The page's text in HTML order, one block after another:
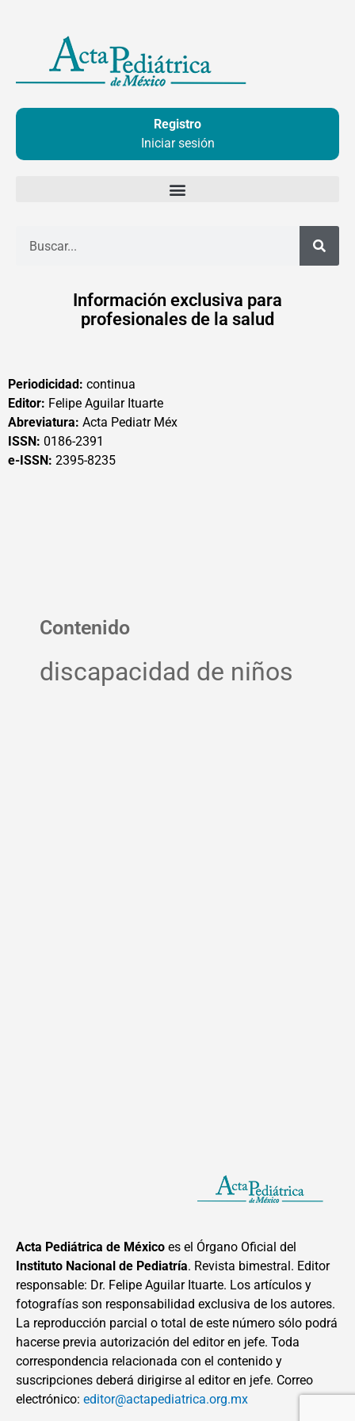
contenido
Registro
Iniciar sesión
Información exclusiva para
profesionales de la salud
Periodicidad: continua
Editor: Felipe Aguilar Ituarte
Abreviatura: Acta Pediatr Méx
ISSN: 0186-2391
e-ISSN: 2395-8235
Contenido
discapacidad de niños
Acta Pediátrica de México es el Órgano Oficial del
Instituto Nacional de Pediatría. Revista bimestral. Editor
responsable: Dr. Felipe Aguilar Ituarte. Los artículos y
fotografías son responsabilidad exclusiva de los autores.
La reproducción parcial o total de este número sólo podrá
hacerse previa autorización del editor en jefe. Toda
correspondencia relacionada con el contenido y
suscripciones deberá dirigirse al editor en jefe. Correo
electrónico: editor@actapediatrica.org.mx